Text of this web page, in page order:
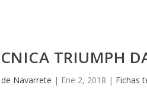
TRIUMPH
Navarrete | Ene 2, 2018 | Fichas